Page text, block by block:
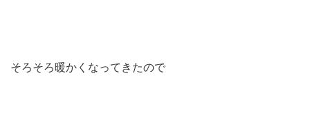
そろそろ暖かくなってきたので